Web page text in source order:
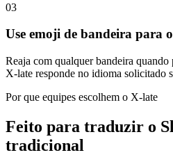
03
Use emoji de bandeira para
Reaja com qualquer bandeira
X-late responde no idioma solicitado
Por que equipes escolhem o X-late
Feito para traduzir o
tradicional